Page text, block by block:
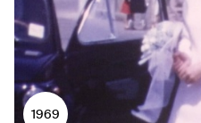
1969